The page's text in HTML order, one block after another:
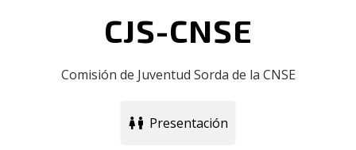
CJS-CNSE
Comisión de Juventud Sorda de la CNSE
Presentación